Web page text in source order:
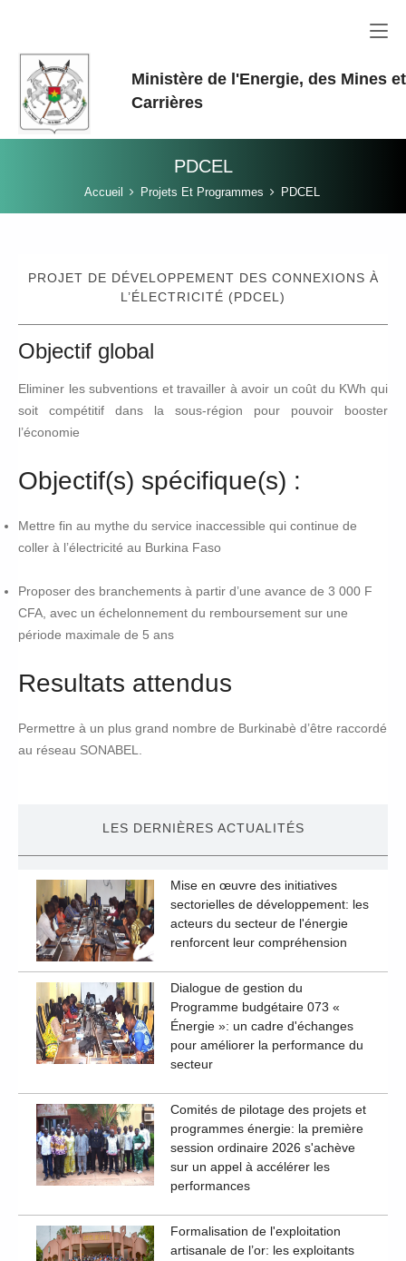
Ministère de l'Energie, des Mines
Carrières
PDCEL
Vous êtes ici:Accueil Projets Et Programmes PDCEL
PROJET DE DÉVELOPPEMENT DES CONNEXIONS À
L’ÉLECTRICITÉ (PDCEL)
Objectif global
Eliminer les subventions et travailler à avoir un coût du KWh qui
soit compétitif dans la sous-région pour pouvoir booster
l’économie
Objectif(s) spécifique(s) :
Mettre fin au mythe du service inaccessible qui continue de
coller à l’électricité au Burkina Faso
Proposer des branchements à partir d’une avance de 3 000 F
CFA, avec un échelonnement du remboursement sur une
période maximale de 5 ans
Resultats attendus
Permettre à un plus grand nombre de Burkinabè d’être raccordé
au réseau SONABEL
LES DERNIÈRES ACTUALITÉS
Mise en œuvre des initiatives
sectorielles de développement: les
acteurs du secteur de l'énergie
renforcent leur compréhension
Dialogue de gestion du
Programme budgétaire 073 «
Énergie »: un cadre d'échanges
pour améliorer la performance du
secteur
Comités de pilotage des projets et
programmes énergie: la première
session ordinaire 2026 s'achève
sur un appel à accélérer les
performances
Formalisation de l'exploitation
artisanale de l’or: les exploitants